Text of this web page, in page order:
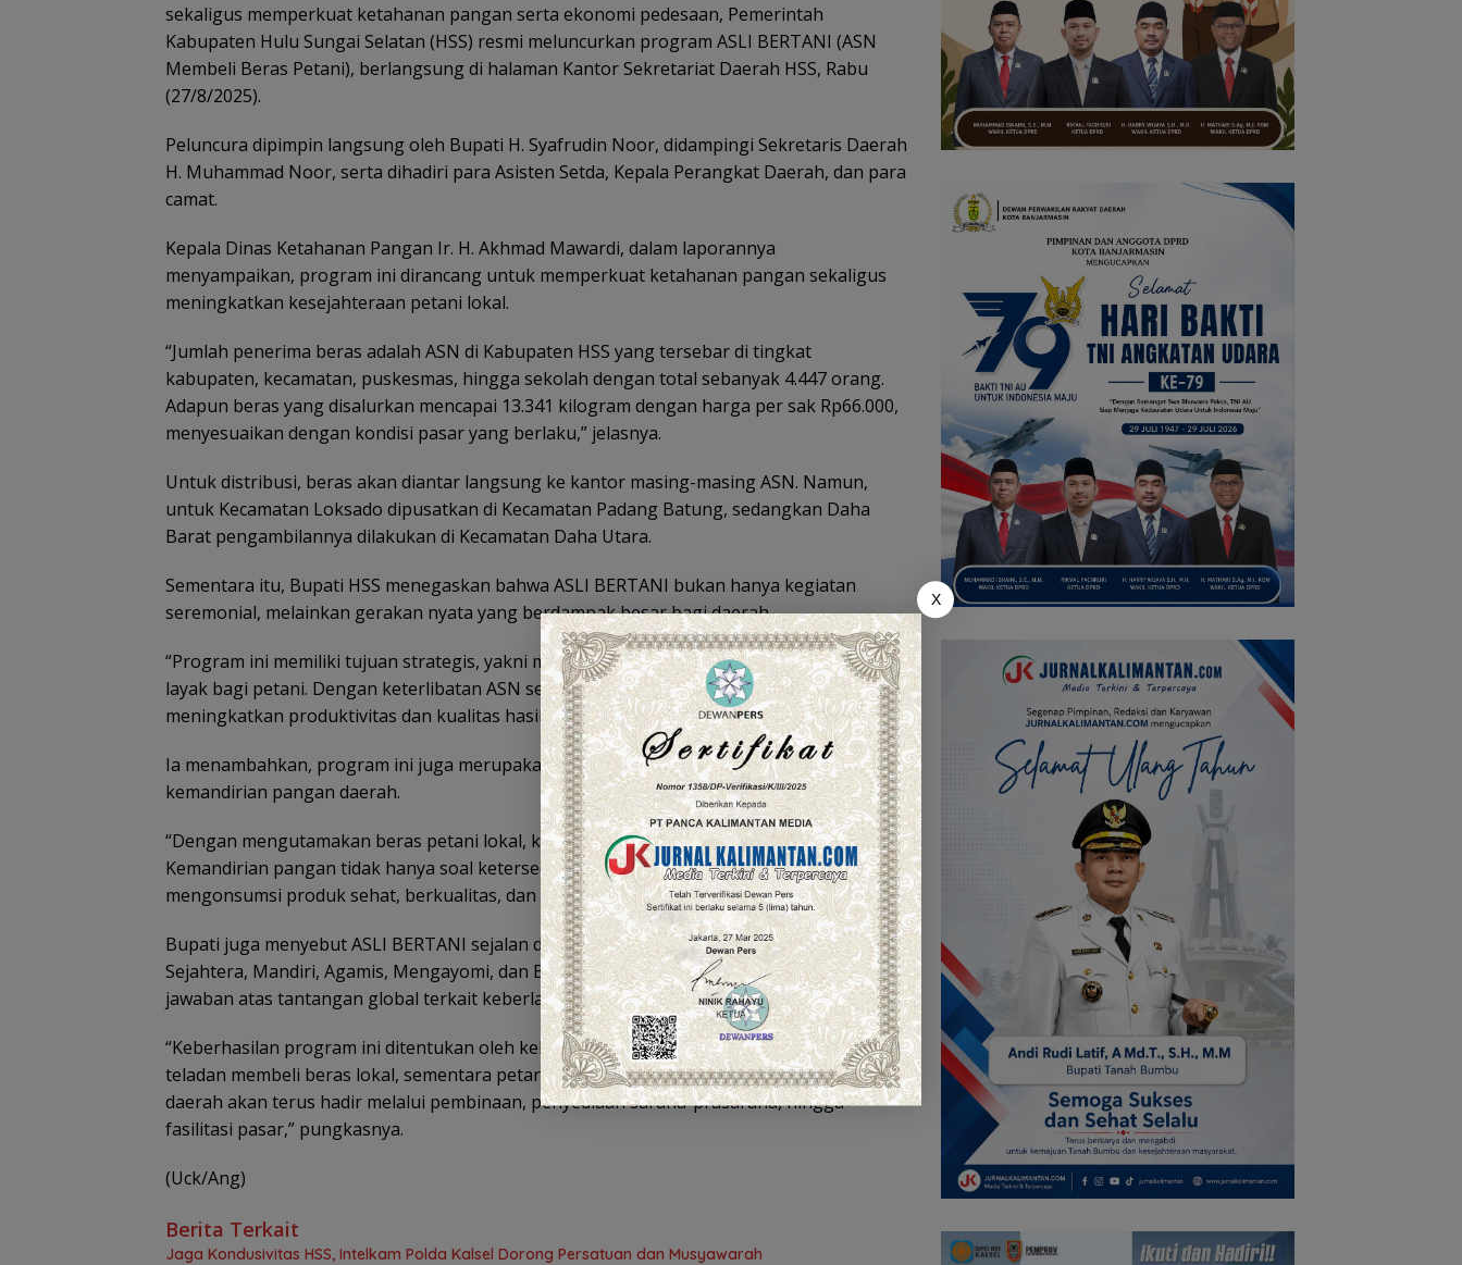
sekaligus memperkuat ketahanan pangan serta ekonomi pedesaan, Pemerintah
Kabupaten Hulu Sungai Selatan (HSS) resmi meluncurkan program ASLI BERTANI (ASN
Membeli Beras Petani), berlangsung di halaman Kantor Sekretariat Daerah HSS, Rabu
(27/8/2025).
Peluncura dipimpin langsung oleh Bupati H. Syafrudin Noor, didampingi Sekretaris Daerah
H. Muhammad Noor, serta dihadiri para Asisten Setda, Kepala Perangkat Daerah, dan para
camat.
Kepala Dinas Ketahanan Pangan Ir. H. Akhmad Mawardi, dalam laporannya
menyampaikan, program ini dirancang untuk memperkuat ketahanan pangan sekaligus
meningkatkan kesejahteraan petani lokal.
“Jumlah penerima beras adalah ASN di Kabupaten HSS yang tersebar di tingkat
kabupaten, kecamatan, puskesmas, hingga sekolah dengan total sebanyak 4.447 orang.
Adapun beras yang disalurkan mencapai 13.341 kilogram dengan harga per sak Rp66.000,
menyesuaikan dengan kondisi pasar yang berlaku,” jelasnya.
Untuk distribusi, beras akan diantar langsung ke kantor masing-masing ASN. Namun,
untuk Kecamatan Loksado dipusatkan di Kecamatan Padang Batung, sedangkan Daha
Barat pengambilannya dilakukan di Kecamatan Daha Utara.
Sementara itu, Bupati HSS menegaskan bahwa ASLI BERTANI bukan hanya kegiatan
seremonial, melainkan gerakan nyata yang berdampak besar bagi daerah.
“Program ini memiliki tujuan strategis, yakni memberikan kepastian pasar dan harga yang
layak bagi petani. Dengan keterlibatan ASN sebagai pembeli, petani akan lebih termotivasi
meningkatkan produktivitas dan kualitas hasil pertaniannya,” ujarnya.
Ia menambahkan, program ini juga merupakan langkah penting untuk memperkuat
kemandirian pangan daerah.
“Dengan mengutamakan beras petani lokal, kita memperkokoh ketahanan pangan di HSS.
Kemandirian pangan tidak hanya soal ketersediaan, tetapi juga memastikan masyarakat
mengonsumsi produk sehat, berkualitas, dan terjangkau,” tegasnya.
Bupati juga menyebut ASLI BERTANI sejalan dengan visi pembangunan HSS yang
Sejahtera, Mandiri, Agamis, Mengayomi, dan Berteknologi (SEMANGAT), serta menjadi
jawaban atas tantangan global terkait keberlanjutan pertanian dan pangan.
“Keberhasilan program ini ditentukan oleh kebersamaan kita. ASN diharapkan menjadi
teladan membeli beras lokal, sementara petani menjaga mutu produksi. Pemerintah
daerah akan terus hadir melalui pembinaan, penyediaan sarana-prasarana, hingga
fasilitasi pasar,” pungkasnya.
(Uck/Ang)
Berita Terkait
Jaga Kondusivitas HSS, Intelkam Polda Kalsel Dorong Persatuan dan Musyawarah
X